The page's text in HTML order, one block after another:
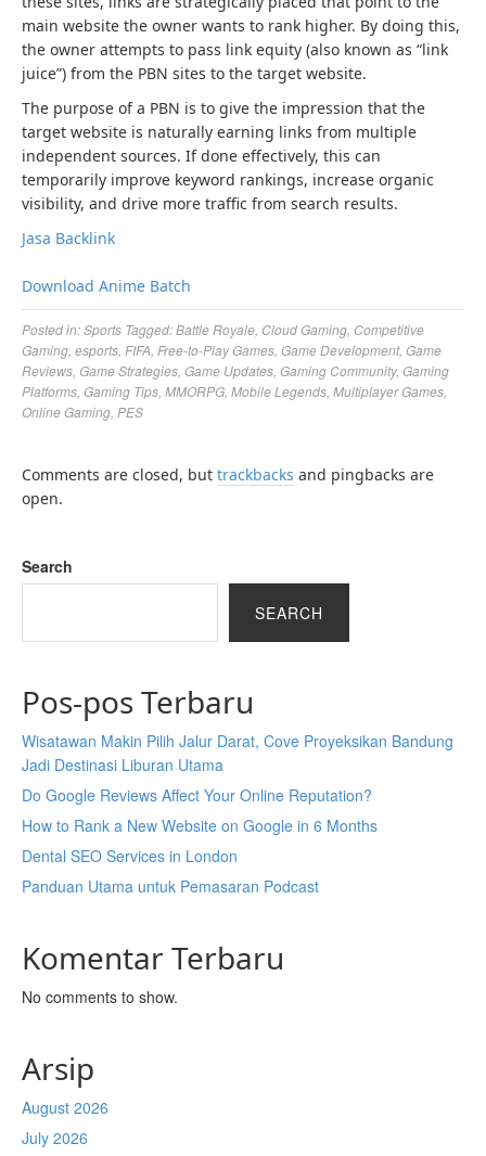
main website the owner wants to rank higher. By doing this,
the owner attempts to pass link equity (also known as “link
juice”) from the PBN sites to the target website.
The purpose of a PBN is to give the impression that the
target website is naturally earning links from multiple
independent sources. If done effectively, this can
temporarily improve keyword rankings, increase organic
visibility, and drive more traffic from search results.
Jasa Backlink
Download Anime Batch
Posted in:Sports Tagged:Battle Royale Cloud Gaming Competitive
Gaming esports FIFA Free-to-Play Games Game Development, Game
Reviews Game Strategies Game Updates Gaming Community, Gaming
Platforms Gaming Tips MMORPG Mobile Legends Multiplayer Games
Online Gaming PES
Comments are closed, but trackbacks and pingbacks are
open.
Search
SEARCH
Pos-pos Terbaru
Wisatawan Makin Pilih Jalur Darat, Cove Proyeksikan Bandung
Jadi Destinasi Liburan Utama
Do Google Reviews Affect Your Online Reputation?
How to Rank a New Website on Google in 6 Months
Dental SEO Services in London
Panduan Utama untuk Pemasaran Podcast
Komentar Terbaru
No comments to show.
Arsip
August 2026
July 2026